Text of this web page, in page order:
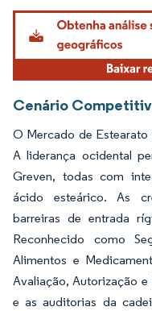
Imagem © Mordor Intelligence.
Cenário
O Mercado de
A liderança ocidental
Greven, todas com
ácido esteárico. As
barreiras de entrada
Reconhecido como
Alimentos e
Avaliação, Autorização
e as auditorias da